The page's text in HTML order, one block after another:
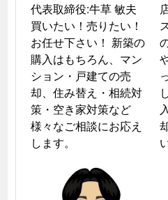
代表取締役:牛草 敏夫
買いたい！売りたい！
お任せ下さい！ 新築の
購入はもちろん、マン
ション・戸建ての売
却、住み替え・相続対
策・空き家対策など
様々なご相談にお応え
します。